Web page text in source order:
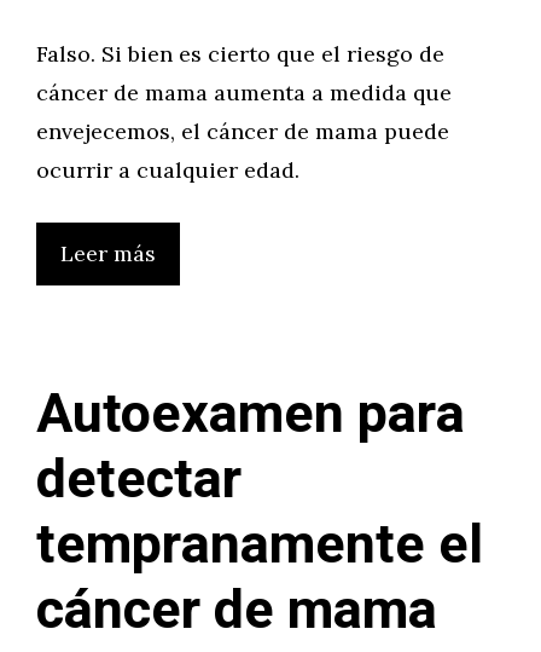
Falso. Si bien es cierto que el riesgo de
cáncer de mama aumenta a medida que
envejecemos, el cáncer de mama puede
ocurrir a cualquier edad.
Leer más
Autoexamen para
detectar
tempranamente el
cáncer de mama